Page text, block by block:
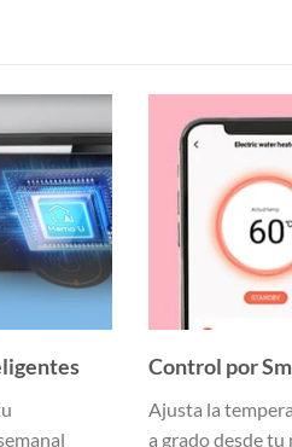
Control por
Ajusta la
a grado desde tu